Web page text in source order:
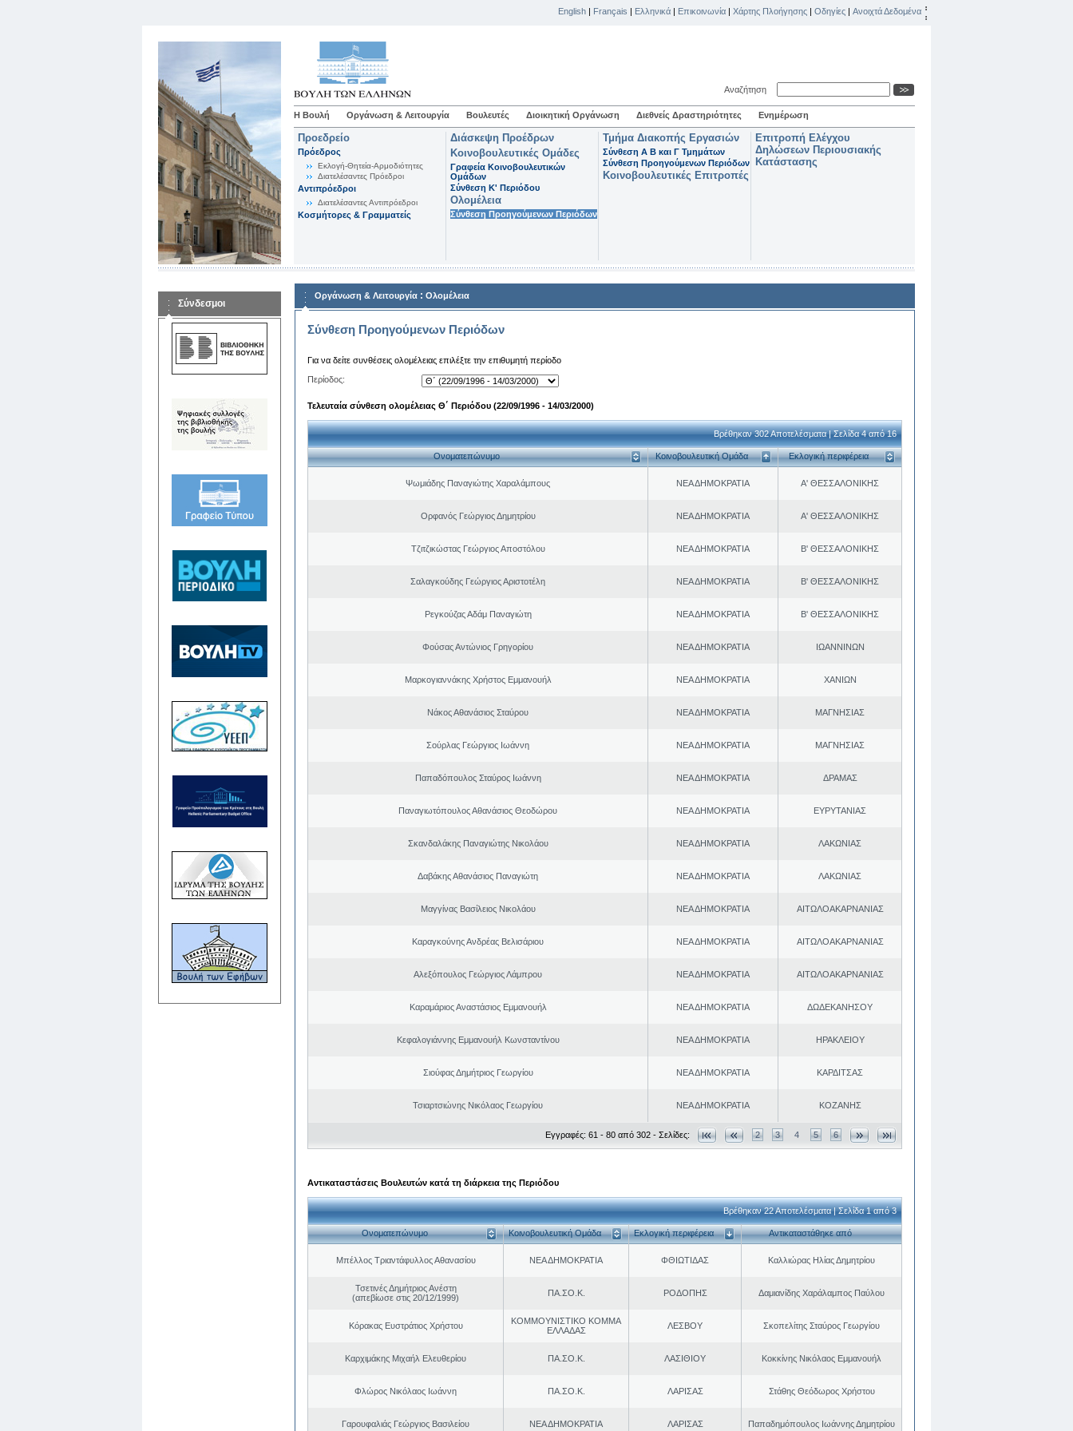
English | Français | Ελληνικά | Επικοινωνία | Χάρτης Πλοήγησης | Οδηγίες | Ανοιχτά Δεδομένα
Αναζήτηση
Η Βουλή Οργάνωση & Λειτουργία Βουλευτές Διοικητική Οργάνωση Διεθνείς Δραστηριότητες Ενημέρωση
Προεδρείο
Πρόεδρος
Εκλογή-Θητεία-Αρμοδιότητες
Διατελέσαντες Πρόεδροι
Αντιπρόεδροι
Διατελέσαντες Αντιπρόεδροι
Κοσμήτορες & Γραμματείς
Διάσκεψη Προέδρων
Κοινοβουλευτικές Ομάδες
Γραφεία Κοινοβουλευτικών
Ομάδων
Σύνθεση K' Περιόδου
Ολομέλεια
Σύνθεση Προηγούμενων Περιόδων
Τμήμα Διακοπής Εργασιών
Σύνθεση Α Β και Γ Τμημάτων
Σύνθεση Προηγούμενων Περιόδων
Κοινοβουλευτικές Επιτροπές
Επιτροπή Ελέγχου
Δηλώσεων Περιουσιακής
Κατάστασης
Σύνδεσμοι
Οργάνωση & Λειτουργία : Ολομέλεια
Σύνθεση Προηγούμενων Περιόδων
Για να δείτε συνθέσεις ολομέλειας επιλέξτε την επιθυμητή περίοδο
Περίοδος:
Τελευταία σύνθεση ολομέλειας Θ΄ Περιόδου (22/09/1996 - 14/03/2000)
Βρέθηκαν 302 Αποτελέσματα | Σελίδα 4 από 16
Ονοματεπώνυμο Κοινοβουλευτική Ομάδα Εκλογική περιφέρεια
Ψωμιάδης Παναγιώτης Χαραλάμπους ΝΕΑ ΔΗΜΟΚΡΑΤΙΑ Α' ΘΕΣΣΑΛΟΝΙΚΗΣ
Ορφανός Γεώργιος Δημητρίου ΝΕΑ ΔΗΜΟΚΡΑΤΙΑ Α' ΘΕΣΣΑΛΟΝΙΚΗΣ
Τζιτζικώστας Γεώργιος Αποστόλου ΝΕΑ ΔΗΜΟΚΡΑΤΙΑ Β' ΘΕΣΣΑΛΟΝΙΚΗΣ
Σαλαγκούδης Γεώργιος Αριστοτέλη ΝΕΑ ΔΗΜΟΚΡΑΤΙΑ Β' ΘΕΣΣΑΛΟΝΙΚΗΣ
Ρεγκούζας Αδάμ Παναγιώτη ΝΕΑ ΔΗΜΟΚΡΑΤΙΑ Β' ΘΕΣΣΑΛΟΝΙΚΗΣ
Φούσας Αντώνιος Γρηγορίου ΝΕΑ ΔΗΜΟΚΡΑΤΙΑ ΙΩΑΝΝΙΝΩΝ
Μαρκογιαννάκης Χρήστος Εμμανουήλ ΝΕΑ ΔΗΜΟΚΡΑΤΙΑ ΧΑΝΙΩΝ
Νάκος Αθανάσιος Σταύρου ΝΕΑ ΔΗΜΟΚΡΑΤΙΑ ΜΑΓΝΗΣΙΑΣ
Σούρλας Γεώργιος Ιωάννη ΝΕΑ ΔΗΜΟΚΡΑΤΙΑ ΜΑΓΝΗΣΙΑΣ
Παπαδόπουλος Σταύρος Ιωάννη ΝΕΑ ΔΗΜΟΚΡΑΤΙΑ ΔΡΑΜΑΣ
Παναγιωτόπουλος Αθανάσιος Θεοδώρου ΝΕΑ ΔΗΜΟΚΡΑΤΙΑ ΕΥΡΥΤΑΝΙΑΣ
Σκανδαλάκης Παναγιώτης Νικολάου ΝΕΑ ΔΗΜΟΚΡΑΤΙΑ ΛΑΚΩΝΙΑΣ
Δαβάκης Αθανάσιος Παναγιώτη ΝΕΑ ΔΗΜΟΚΡΑΤΙΑ ΛΑΚΩΝΙΑΣ
Μαγγίνας Βασίλειος Νικολάου ΝΕΑ ΔΗΜΟΚΡΑΤΙΑ ΑΙΤΩΛΟΑΚΑΡΝΑΝΙΑΣ
Καραγκούνης Ανδρέας Βελισάριου ΝΕΑ ΔΗΜΟΚΡΑΤΙΑ ΑΙΤΩΛΟΑΚΑΡΝΑΝΙΑΣ
Αλεξόπουλος Γεώργιος Λάμπρου ΝΕΑ ΔΗΜΟΚΡΑΤΙΑ ΑΙΤΩΛΟΑΚΑΡΝΑΝΙΑΣ
Καραμάριος Αναστάσιος Εμμανουήλ ΝΕΑ ΔΗΜΟΚΡΑΤΙΑ ΔΩΔΕΚΑΝΗΣΟΥ
Κεφαλογιάννης Εμμανουήλ Κωνσταντίνου ΝΕΑ ΔΗΜΟΚΡΑΤΙΑ ΗΡΑΚΛΕΙΟΥ
Σιούφας Δημήτριος Γεωργίου ΝΕΑ ΔΗΜΟΚΡΑΤΙΑ ΚΑΡΔΙΤΣΑΣ
Τσιαρτσιώνης Νικόλαος Γεωργίου ΝΕΑ ΔΗΜΟΚΡΑΤΙΑ ΚΟΖΑΝΗΣ
Εγγραφές: 61 - 80 από 302 - Σελίδες: 2 3 4 5 6
Αντικαταστάσεις Βουλευτών κατά τη διάρκεια της Περιόδου
Βρέθηκαν 22 Αποτελέσματα | Σελίδα 1 από 3
Ονοματεπώνυμο Κοινοβουλευτική Ομάδα Εκλογική περιφέρεια Αντικαταστάθηκε από
Μπέλλος Τριαντάφυλλος Αθανασίου ΝΕΑ ΔΗΜΟΚΡΑΤΙΑ ΦΘΙΩΤΙΔΑΣ Καλλιώρας Ηλίας Δημητρίου
Τσετινές Δημήτριος Ανέστη
(απεβίωσε στις 20/12/1999)
ΠΑ.ΣΟ.Κ. ΡΟΔΟΠΗΣ Δαμιανίδης Χαράλαμπος Παύλου
Κόρακας Ευστράτιος Χρήστου
ΚΟΜΜΟΥΝΙΣΤΙΚΟ ΚΟΜΜΑ
ΕΛΛΑΔΑΣ
ΛΕΣΒΟΥ Σκοπελίτης Σταύρος Γεωργίου
Καρχιμάκης Μιχαήλ Ελευθερίου ΠΑ.ΣΟ.Κ. ΛΑΣΙΘΙΟΥ Κοκκίνης Νικόλαος Εμμανουήλ
Φλώρος Νικόλαος Ιωάννη ΠΑ.ΣΟ.Κ. ΛΑΡΙΣΑΣ Στάθης Θεόδωρος Χρήστου
Γαρουφαλιάς Γεώργιος Βασιλείου ΝΕΑ ΔΗΜΟΚΡΑΤΙΑ ΛΑΡΙΣΑΣ Παπαδημόπουλος Ιωάννης Δημητρίου